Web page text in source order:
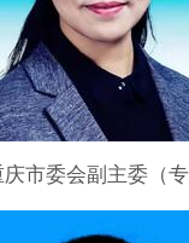
庆市委会副主委（